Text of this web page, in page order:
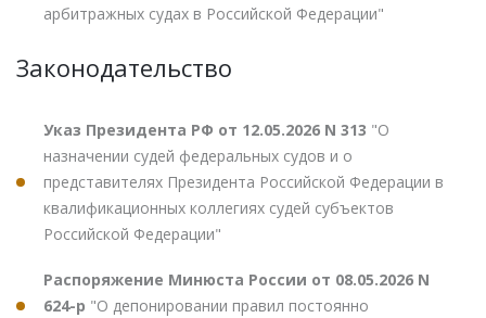
арбитражных судах в Российской Федерации"
Законодательство
Указ Президента РФ от 12.05.2026 N 313 "О
назначении судей федеральных судов и о
представителях Президента Российской Федерации в
квалификационных коллегиях судей субъектов
Российской Федерации"
Распоряжение Минюста России от 08.05.2026 N
624-р "О депонировании правил постоянно